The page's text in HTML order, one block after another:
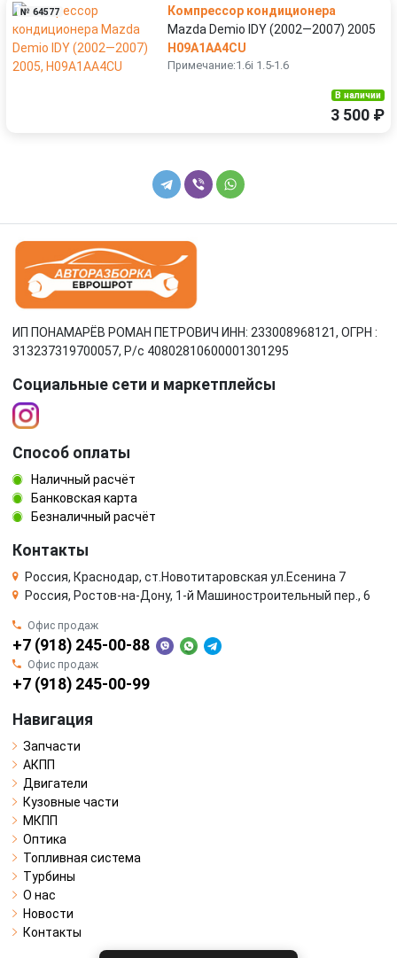
№ 64577
Компрессор кондиционера
Mazda Demio IDY (2002—2007) 2005
H09A1AA4CU
Примечание:1.6i 1.5-1.6
В наличии
3 500 ₽
ИП ПОНАМАРЁВ РОМАН ПЕТРОВИЧ ИНН: 233008968121, ОГРН :
313237319700057, Р/c 40802810600001301295
Социальные сети и маркетплейсы
Способ оплаты
Наличный расчёт
Банковская карта
Безналичный расчёт
Контакты
Россия, Краснодар, ст.Новотитаровская ул.Есенина 7
Россия, Ростов-на-Дону, 1-й Машиностроительный пер., 6
Офис продаж
+7 (918) 245-00-88
Офис продаж
+7 (918) 245-00-99
Навигация
Запчасти
АКПП
Двигатели
Кузовные части
МКПП
Оптика
Топливная система
Турбины
О нас
Новости
Контакты